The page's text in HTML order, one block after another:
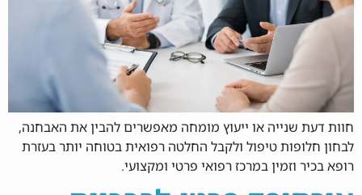
חוות דעת שנייה או ייעוץ מומחה מאפשרים להבין את האבחנה,
לבחון חלופות טיפול ולקבל החלטה רפואית בטוחה יותר בעזרת
רופא בכיר וזמין במרכז רפואי פרטי ומקצועי.